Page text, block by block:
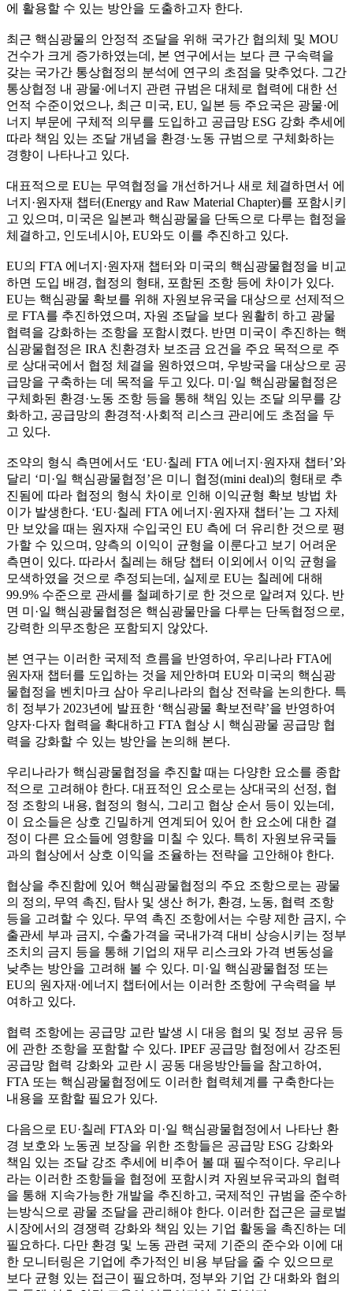
에 활용할 수 있는 방안을 도출하고자 한다.
최근 핵심광물의 안정적 조달을 위해 국가간 협의체 및 MOU
건수가 크게 증가하였는데, 본 연구에서는 보다 큰 구속력을
갖는 국가간 통상협정의 분석에 연구의 초점을 맞추었다. 그간
통상협정 내 광물·에너지 관련 규범은 대체로 협력에 대한 선
언적 수준이었으나, 최근 미국, EU, 일본 등 주요국은 광물·에
너지 부문에 구체적 의무를 도입하고 공급망 ESG 강화 추세에
따라 책임 있는 조달 개념을 환경·노동 규범으로 구체화하는
경향이 나타나고 있다.
대표적으로 EU는 무역협정을 개선하거나 새로 체결하면서 에
너지·원자재 챕터(Energy and Raw Material Chapter)를 포함시키
고 있으며, 미국은 일본과 핵심광물을 단독으로 다루는 협정을
체결하고, 인도네시아, EU와도 이를 추진하고 있다.
EU의 FTA 에너지·원자재 챕터와 미국의 핵심광물협정을 비교
하면 도입 배경, 협정의 형태, 포함된 조항 등에 차이가 있다.
EU는 핵심광물 확보를 위해 자원보유국을 대상으로 선제적으
로 FTA를 추진하였으며, 자원 조달을 보다 원활히 하고 광물
협력을 강화하는 조항을 포함시켰다. 반면 미국이 추진하는 핵
심광물협정은 IRA 친환경차 보조금 요건을 주요 목적으로 주
로 상대국에서 협정 체결을 원하였으며, 우방국을 대상으로 공
급망을 구축하는 데 목적을 두고 있다. 미·일 핵심광물협정은
구체화된 환경·노동 조항 등을 통해 책임 있는 조달 의무를 강
화하고, 공급망의 환경적·사회적 리스크 관리에도 초점을 두
고 있다.
조약의 형식 측면에서도 ‘EU·칠레 FTA 에너지·원자재 챕터’와
달리 ‘미·일 핵심광물협정’은 미니 협정(mini deal)의 형태로 추
진됨에 따라 협정의 형식 차이로 인해 이익균형 확보 방법 차
이가 발생한다. ‘EU·칠레 FTA 에너지·원자재 챕터’는 그 자체
만 보았을 때는 원자재 수입국인 EU 측에 더 유리한 것으로 평
가할 수 있으며, 양측의 이익이 균형을 이룬다고 보기 어려운
측면이 있다. 따라서 칠레는 해당 챕터 이외에서 이익 균형을
모색하였을 것으로 추정되는데, 실제로 EU는 칠레에 대해
99.9% 수준으로 관세를 철폐하기로 한 것으로 알려져 있다. 반
면 미·일 핵심광물협정은 핵심광물만을 다루는 단독협정으로,
강력한 의무조항은 포함되지 않았다.
본 연구는 이러한 국제적 흐름을 반영하여, 우리나라 FTA에
원자재 챕터를 도입하는 것을 제안하며 EU와 미국의 핵심광
물협정을 벤치마크 삼아 우리나라의 협상 전략을 논의한다. 특
히 정부가 2023년에 발표한 ‘핵심광물 확보전략’을 반영하여
양자·다자 협력을 확대하고 FTA 협상 시 핵심광물 공급망 협
력을 강화할 수 있는 방안을 논의해 본다.
우리나라가 핵심광물협정을 추진할 때는 다양한 요소를 종합
적으로 고려해야 한다. 대표적인 요소로는 상대국의 선정, 협
정 조항의 내용, 협정의 형식, 그리고 협상 순서 등이 있는데,
이 요소들은 상호 긴밀하게 연계되어 있어 한 요소에 대한 결
정이 다른 요소들에 영향을 미칠 수 있다. 특히 자원보유국들
과의 협상에서 상호 이익을 조율하는 전략을 고안해야 한다.
협상을 추진함에 있어 핵심광물협정의 주요 조항으로는 광물
의 정의, 무역 촉진, 탐사 및 생산 허가, 환경, 노동, 협력 조항
등을 고려할 수 있다. 무역 촉진 조항에서는 수량 제한 금지, 수
출관세 부과 금지, 수출가격을 국내가격 대비 상승시키는 정부
조치의 금지 등을 통해 기업의 재무 리스크와 가격 변동성을
낮추는 방안을 고려해 볼 수 있다. 미·일 핵심광물협정 또는
EU의 원자재·에너지 챕터에서는 이러한 조항에 구속력을 부
여하고 있다.
협력 조항에는 공급망 교란 발생 시 대응 협의 및 정보 공유 등
에 관한 조항을 포함할 수 있다. IPEF 공급망 협정에서 강조된
공급망 협력 강화와 교란 시 공동 대응방안들을 참고하여,
FTA 또는 핵심광물협정에도 이러한 협력체계를 구축한다는
내용을 포함할 필요가 있다.
다음으로 EU·칠레 FTA와 미·일 핵심광물협정에서 나타난 환
경 보호와 노동권 보장을 위한 조항들은 공급망 ESG 강화와
책임 있는 조달 강조 추세에 비추어 볼 때 필수적이다. 우리나
라는 이러한 조항들을 협정에 포함시켜 자원보유국과의 협력
을 통해 지속가능한 개발을 추진하고, 국제적인 규범을 준수하
는방식으로 광물 조달을 관리해야 한다. 이러한 접근은 글로벌
시장에서의 경쟁력 강화와 책임 있는 기업 활동을 촉진하는 데
필요하다. 다만 환경 및 노동 관련 국제 기준의 준수와 이에 대
한 모니터링은 기업에 추가적인 비용 부담을 줄 수 있으므로
보다 균형 있는 접근이 필요하며, 정부와 기업 간 대화와 협의